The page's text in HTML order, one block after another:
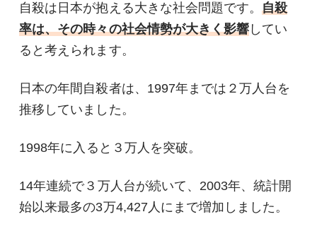
自殺は日本が抱える大きな社会問題です。自殺
率は、その時々の社会情勢が大きく影響 してい
ると考えられます。
日本の年間自殺者は、1997年までは２万人台を
推移していました。
1998年に入ると３万人を突破。
14年連続で３万人台が続いて、2003年、統計開
始以来最多の3万4,427人にまで増加しました。